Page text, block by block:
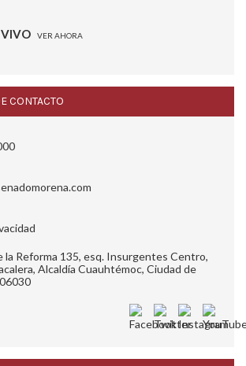
VIVO VER AHORA
CONTACTO
la Reforma 135, esq. Insurgentes Centro,
Alcaldía Cuauhtémoc, Ciudad de